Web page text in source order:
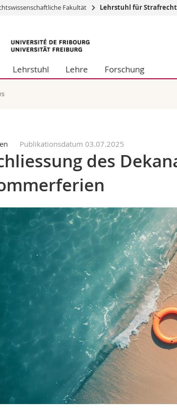
Wirtschafts- und
Philosophische Fak.
Fakultät Lehrstuhl für
Lehrstuhl Lehre Forschung
Publikationsdatum 03.07.2025
des